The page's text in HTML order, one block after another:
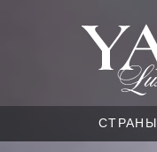
СТРАНЫ